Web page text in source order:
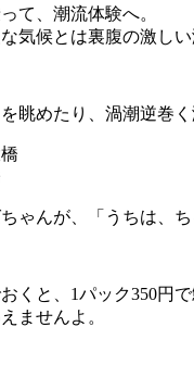
て、潮流体験へ。
気候とは裏腹の激し
眺めたり、渦潮逆巻
ゃんが、「うちは、
くと、1パック350円
ませんよ。